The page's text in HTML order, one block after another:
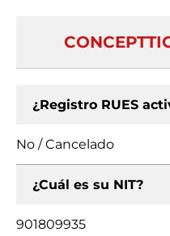
¿Registro RUES
No / Cancelado
¿Cuál es su NIT?
901809935